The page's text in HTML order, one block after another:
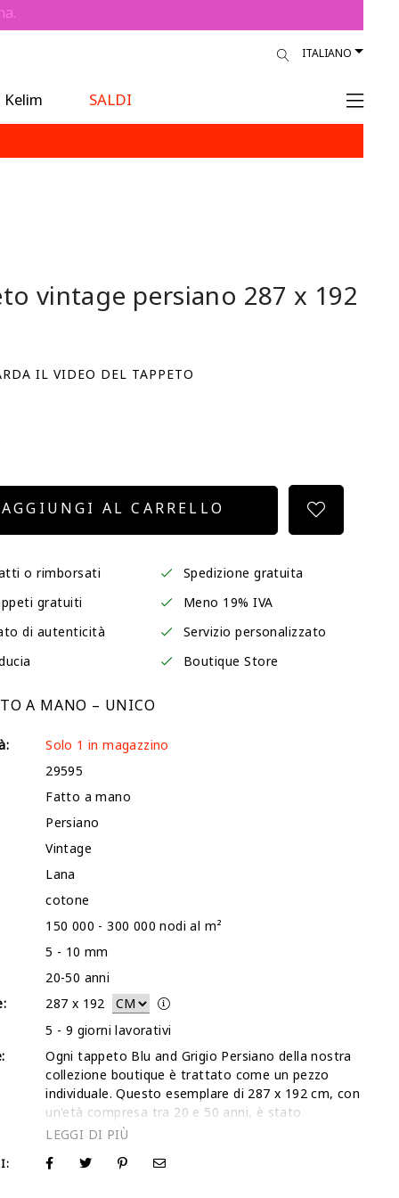
ITALIANO
Kelim
SALDI
vintage persiano 287 x 192
IL VIDEO DEL TAPPETO
AGGIUNGI AL CARRELLO
o rimborsati
Spedizione gratuita
gratuiti
Meno 19% IVA
di autenticità
Servizio personalizzato
Boutique Store
A MANO – UNICO
Solo 1 in magazzino
29595
Fatto a mano
Persiano
Vintage
Lana
cotone
150 000 - 300 000 nodi al m²
5 - 10 mm
20-50 anni
287 x 192
5 - 9 giorni lavorativi
Ogni tappeto Blu and Grigio Persiano della nostra
collezione boutique è trattato come un pezzo
individuale. Questo esemplare di 287 x 192 cm, con
un'età compresa tra 20 e 50 anni, è stato
selezionato a mano per la nostra galleria per il suo
strutturale. Il nostro team interno ha lavorato